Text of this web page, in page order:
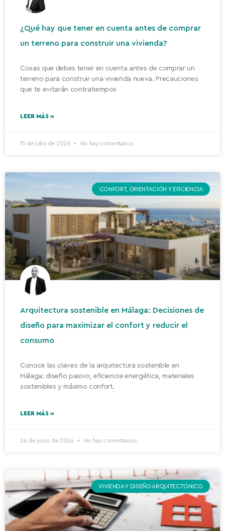
¿Qué hay que tener en cuenta antes de comprar
un terreno para construir una vivienda?
Cosas que debes tener en cuenta antes de comprar un
terreno para construir una vivienda nueva. Precauciones
que te evitarán contratiempos
LEER MÁS »
15 de julio de 2026 No hay comentarios
CONFORT, ORIENTACIÓN Y EFICIENCIA
Arquitectura sostenible en Málaga: Decisiones de
diseño para maximizar el confort y reducir el
consumo
Conoce las claves de la arquitectura sostenible en
Málaga: diseño pasivo, eficiencia energética, materiales
sostenibles y máximo confort.
LEER MÁS »
26 de junio de 2026 No hay comentarios
VIVIENDA Y DISEÑO ARQUITECTÓNICO